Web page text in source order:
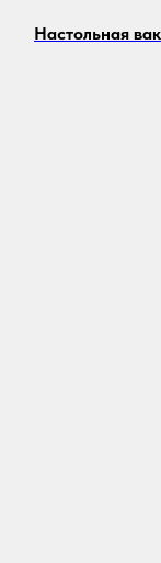
Настольная